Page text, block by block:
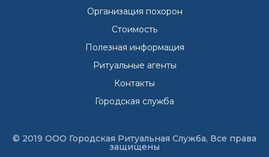
Организация похорон
Стоимость
Полезная информация
Ритуальные агенты
Контакты
Городская служба
© 2019 ООО Городская Ритуальная Служба, Все права
защищены